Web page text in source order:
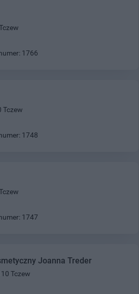
1766
Tczew
1748
1747
Joanna Treder
Tczew